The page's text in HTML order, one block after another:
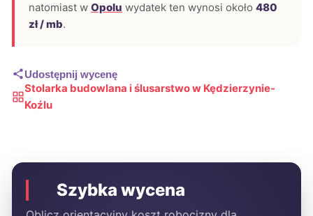
natomiast w Opolu wydatek ten wynosi około 480
zł / mb.
Udostępnij wycenę
Stolarka budowlana i ślusarstwo w Kędzierzynie-
Koźlu
Szybka wycena